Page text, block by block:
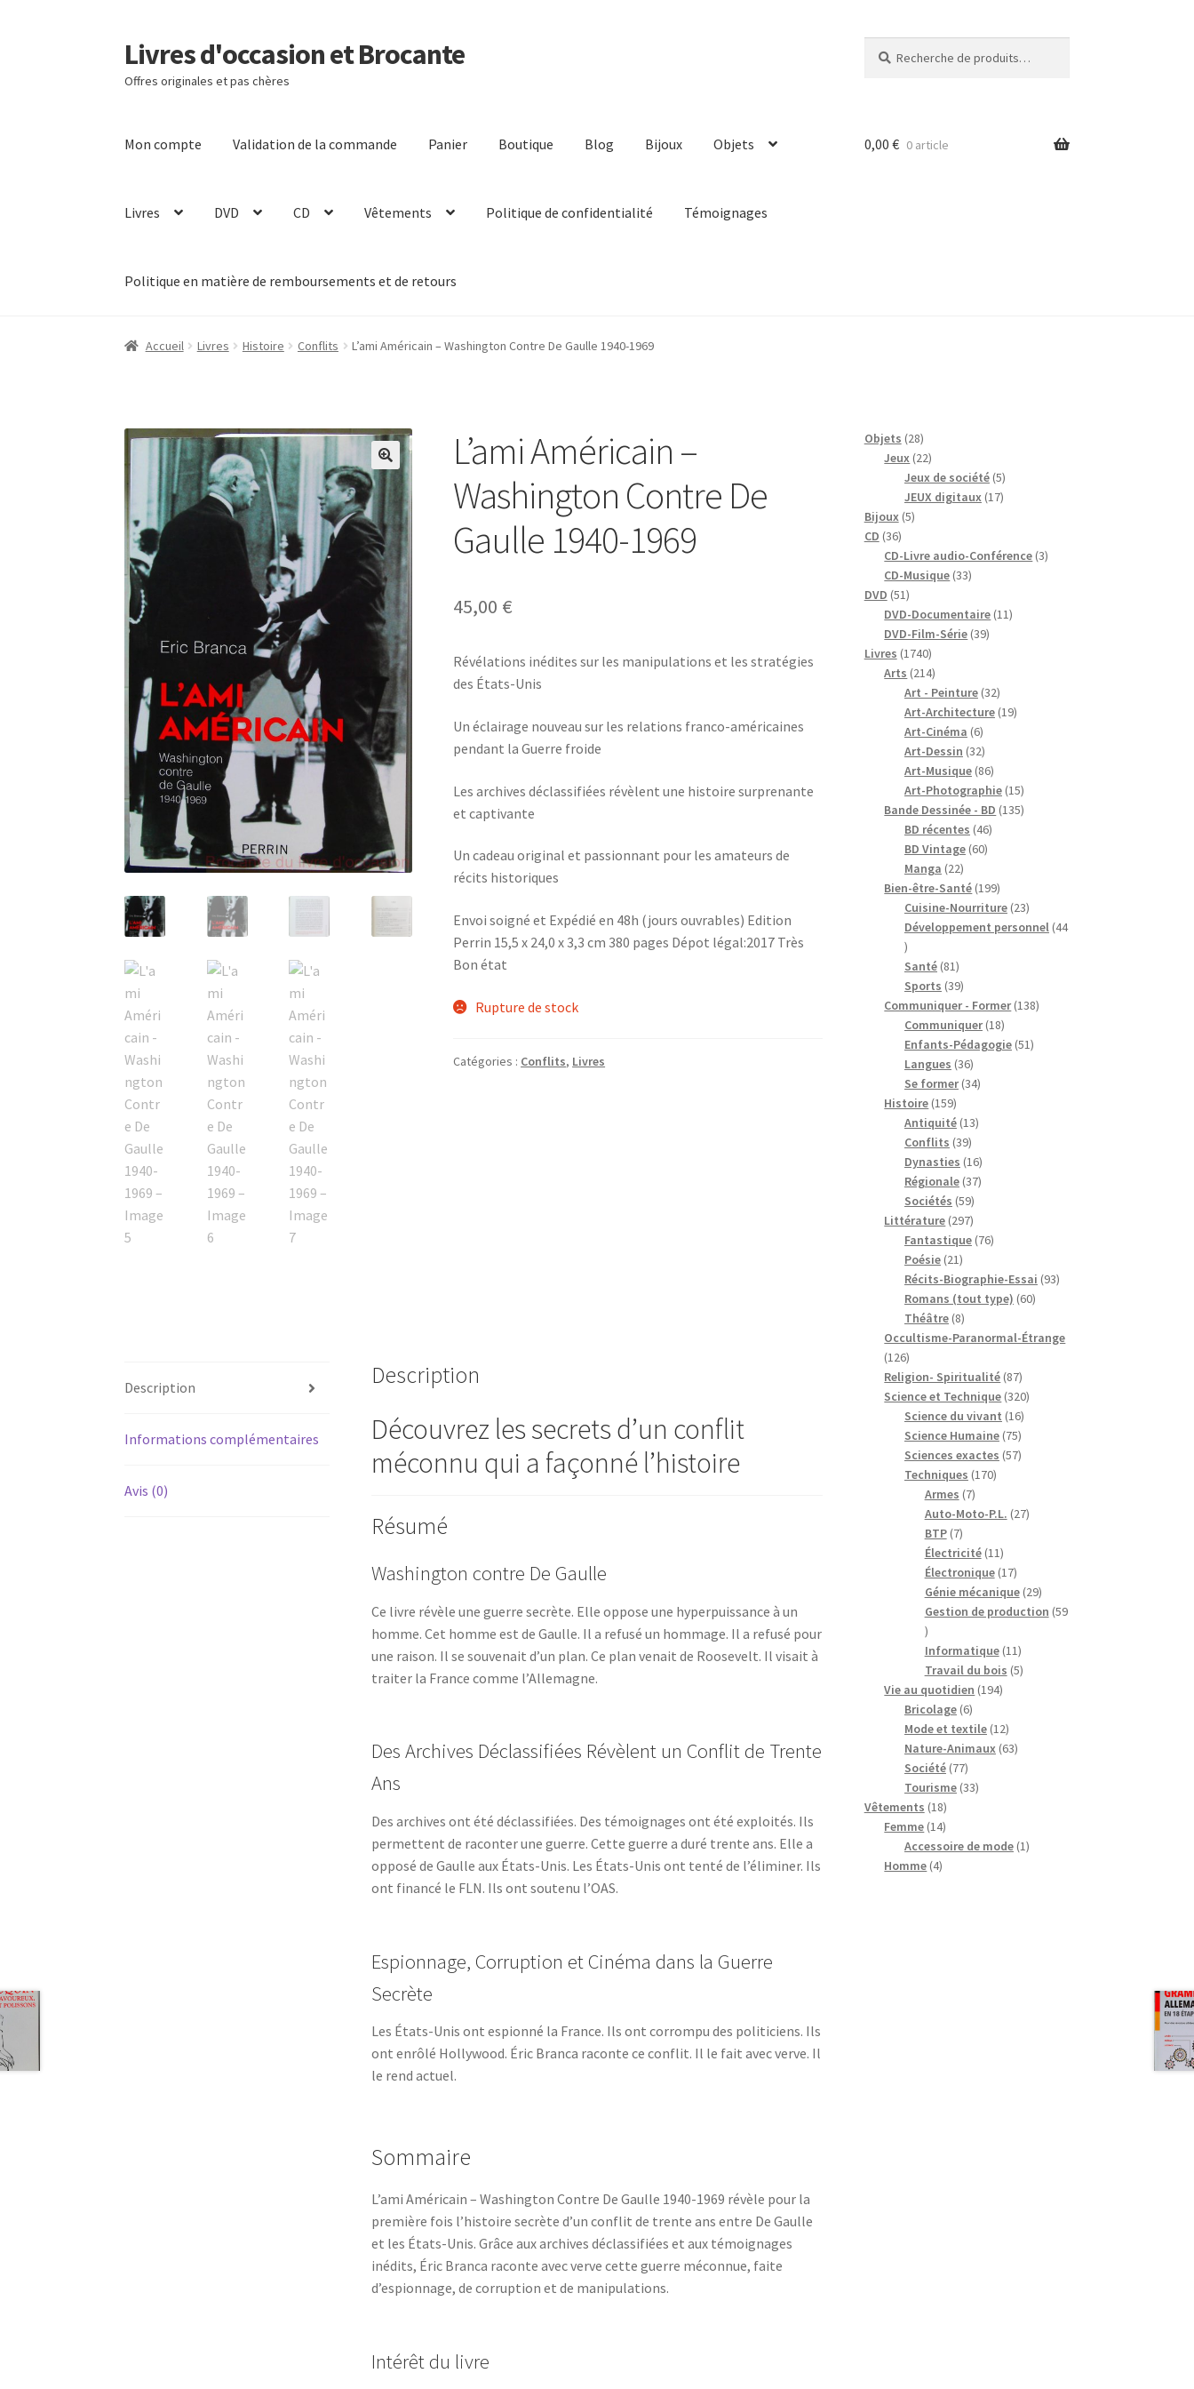
Aller
à
la
Aller
au
contenu
Livres d'occasion et Brocante
Offres originales et pas chères
pour :
Mon compte Validation de la commande Panier Boutique Blog Bijoux Objets
Livres DVD CD Vêtements Politique de confidentialité Témoignages
Politique en matière de remboursements et de retours
0,00 € 0 article
Accueil Livres Histoire Conflits L’ami Américain – Washington Contre De Gaulle 1940-1969
L’ami Américain –
Washington Contre De
Gaulle 1940-1969
45,00 €
Révélations inédites sur les manipulations et les stratégies
des États-Unis
Un éclairage nouveau sur les relations franco-américaines
pendant la Guerre froide
Les archives déclassifiées révèlent une histoire surprenante
et captivante
Un cadeau original et passionnant pour les amateurs de
récits historiques
Envoi soigné et Expédié en 48h (jours ouvrables) Edition
Perrin 15,5 x 24,0 x 3,3 cm 380 pages Dépot légal:2017 Très
Bon état
Rupture de stock
Catégories : Conflits, Livres
Description
Informations complémentaires
Avis (0)
Description
Découvrez les secrets d’un conflit
méconnu qui a façonné l’histoire
Résumé
Washington contre De Gaulle
Ce livre révèle une guerre secrète. Elle oppose une hyperpuissance à un
homme. Cet homme est de Gaulle. Il a refusé un hommage. Il a refusé pour
une raison. Il se souvenait d’un plan. Ce plan venait de Roosevelt. Il visait à
traiter la France comme l’Allemagne.
Des Archives Déclassifiées Révèlent un Conflit de Trente
Ans
Des archives ont été déclassifiées. Des témoignages ont été exploités. Ils
permettent de raconter une guerre. Cette guerre a duré trente ans. Elle a
opposé de Gaulle aux États-Unis. Les États-Unis ont tenté de l’éliminer. Ils
ont financé le FLN. Ils ont soutenu l’OAS.
Espionnage, Corruption et Cinéma dans la Guerre
Secrète
Les États-Unis ont espionné la France. Ils ont corrompu des politiciens. Ils
ont enrôlé Hollywood. Éric Branca raconte ce conflit. Il le fait avec verve. Il
le rend actuel.
Sommaire
L’ami Américain – Washington Contre De Gaulle 1940-1969 révèle pour la
première fois l’histoire secrète d’un conflit de trente ans entre De Gaulle
et les États-Unis. Grâce aux archives déclassifiées et aux témoignages
inédits, Éric Branca raconte avec verve cette guerre méconnue, faite
d’espionnage, de corruption et de manipulations.
Intérêt du livre
Objets 2828
produits
Jeux 2222
produits
Jeux de société 55
produits
JEUX digitaux 1717
Bijoux 55
CD 3636
produits
CD-Livre audio-Conférence 33
CD-Musique 3333
DVD 5151
produits
DVD-Documentaire 1111
DVD-Film-Série 3939
Livres 17401740
produits
Arts 214214
produits
Art - Peinture 3232
produits
Art-Architecture 1919
Art-Cinéma 66
produits
Art-Dessin 3232
produits
Art-Musique 8686
produits
Art-Photographie 1515
produits
Bande Dessinée - BD 135135
BD récentes 4646
BD Vintage 6060
Manga 2222
produits
Bien-être-Santé 199199
produits
Cuisine-Nourriture 2323
produits
Développement personnel 44
44
produits
Santé 8181
produits
Sports 3939
produits
Communiquer - Former 138138
Communiquer 1818
produits
Enfants-Pédagogie 5151
Langues 3636
produits
Se former 3434
Histoire 159159
produits
Antiquité 1313
Conflits 3939
produits
Dynasties 1616
produits
Régionale 3737
Sociétés 5959
produits
Littérature 297297
produits
Fantastique 7676
Poésie 2121
produits
Récits-Biographie-Essai 9393
Romans (tout type) 6060
Théâtre 88
produits
Occultisme-Paranormal-Étrange
126126
produits
Religion- Spiritualité 8787
produits
Science et Technique 320320
Science du vivant 1616
produits
Science Humaine 7575
produits
Sciences exactes 5757
Techniques 170170
Armes 77
produits
Auto-Moto-P.L. 2727
BTP 77
produits
Électricité 1111
produits
Électronique 1717
produits
Génie mécanique 2929
produits
Gestion de production 59
59
produits
Informatique 1111
produits
Travail du bois 55
Vie au quotidien 194194
Bricolage 66
produits
Mode et textile 1212
produits
Nature-Animaux 6363
Société 7777
produits
Tourisme 3333
Vêtements 1818
produits
Femme 1414
produits
Accessoire de mode 11
Homme 44